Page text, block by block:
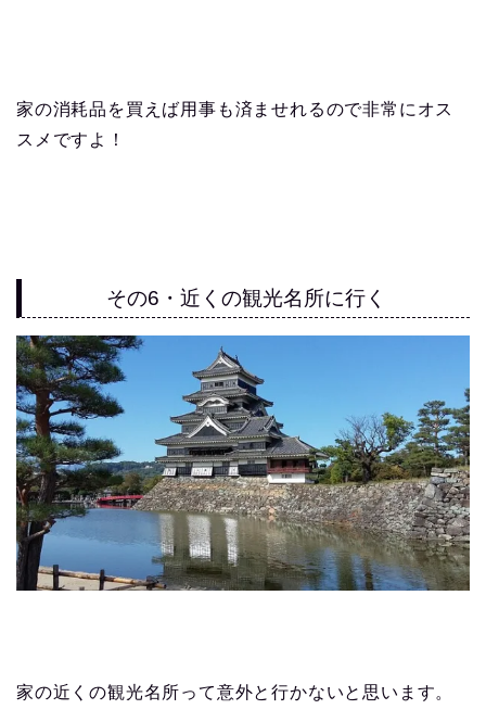
家の消耗品を買えば用事も済ませれるので非常にオス
スメですよ！
その6・近くの観光名所に行く
家の近くの観光名所って意外と行かないと思います。